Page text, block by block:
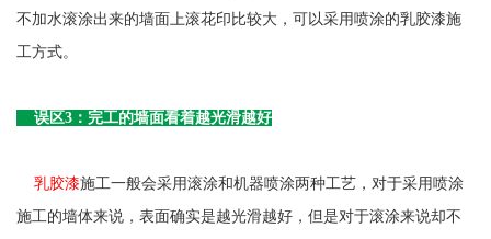
不加水滚涂出来的墙面上滚花印比较大，可以采用喷涂的乳胶漆施
工方式。
误区3：完工的墙面看着越光滑越好
乳胶漆施工一般会采用滚涂和机器喷涂两种工艺，对于采用喷涂
施工的墙体来说，表面确实是越光滑越好，但是对于滚涂来说却不